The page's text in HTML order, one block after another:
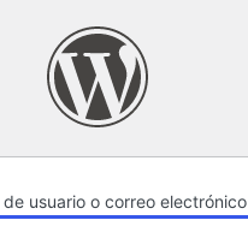
usuario o correo electrónico